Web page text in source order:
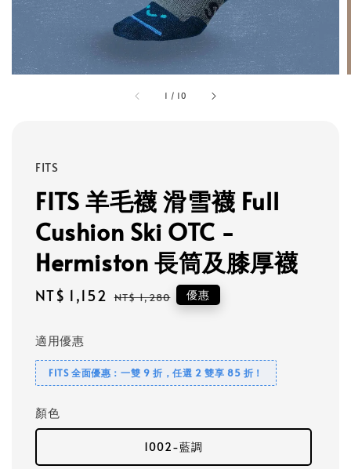
1 / 10
FITS
FITS 羊毛襪 滑雪襪 Full
Cushion Ski OTC -
Hermiston 長筒及膝厚襪
Sale
NT$ 1,152 Regular
NT$ 1,280 優惠
適用優惠
FITS 全面優惠：一雙 9 折，任選 2 雙享 85 折！
顏色
1002-藍調